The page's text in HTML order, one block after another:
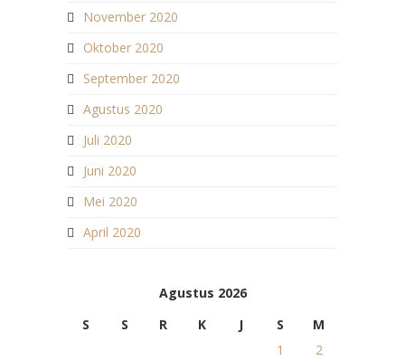
November 2020
Oktober 2020
September 2020
Agustus 2020
Juli 2020
Juni 2020
Mei 2020
April 2020
Agustus 2026
S
S R K J S
M
1
2